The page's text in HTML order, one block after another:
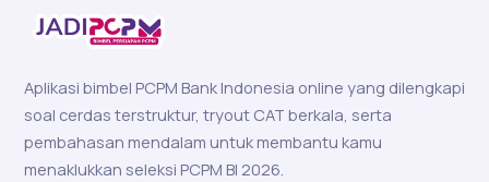
Aplikasi bimbel PCPM Bank Indonesia online yang dilengkapi
soal cerdas terstruktur, tryout CAT berkala, serta
pembahasan mendalam untuk membantu kamu
menaklukkan seleksi PCPM BI 2026.